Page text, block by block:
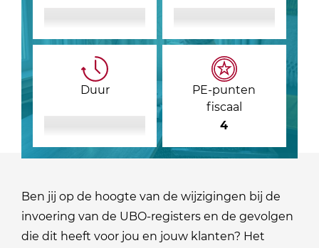
Duur
PE-punten
fiscaal
4
Ben jij op de hoogte van de wijzigingen bij de
invoering van de UBO-registers en de gevolgen
die dit heeft voor jou en jouw klanten? Het